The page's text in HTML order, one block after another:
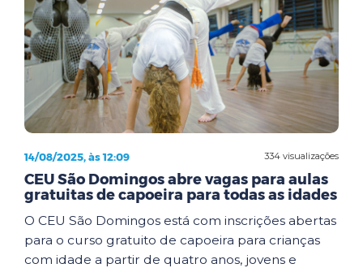
334 visualizações
14/08/2025, às 12:09
CEU São Domingos abre vagas para aulas
gratuitas de capoeira para todas as idades
O CEU São Domingos está com inscrições abertas
para o curso gratuito de capoeira para crianças
com idade a partir de quatro anos, jovens e